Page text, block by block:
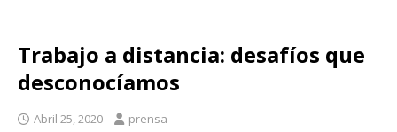
Trabajo a distancia: desafíos que
desconocíamos
Abril 25, 2020 prensa